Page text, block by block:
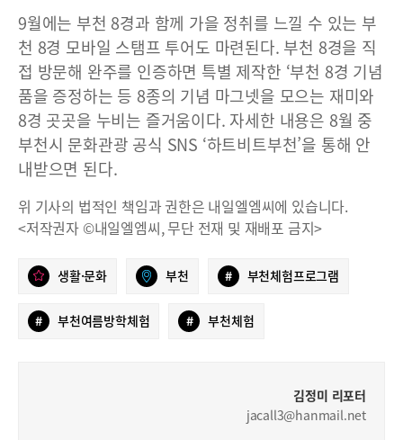
9월에는 부천 8경과 함께 가을 정취를 느낄 수 있는 부
천 8경 모바일 스탬프 투어도 마련된다. 부천 8경을 직
접 방문해 완주를 인증하면 특별 제작한 ‘부천 8경 기념
품을 증정하는 등 8종의 기념 마그넷을 모으는 재미와
8경 곳곳을 누비는 즐거움이다. 자세한 내용은 8월 중
부천시 문화관광 공식 SNS ‘하트비트부천’을 통해 안
내받으면 된다.
위 기사의 법적인 책임과 권한은 내일엘엠씨에 있습니다.
<저작권자 ©내일엘엠씨, 무단 전재 및 재배포 금지>
생활·문화 부천 # 부천체험프로그램
# 부천여름방학체험 # 부천체험
김정미 리포터
jacall3@hanmail.net